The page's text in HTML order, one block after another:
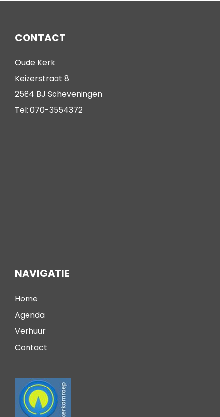
CONTACT
Oude Kerk
Keizerstraat 8
2584 BJ Scheveningen
Tel: 070-3554372
NAVIGATIE
Home
Agenda
Verhuur
Contact